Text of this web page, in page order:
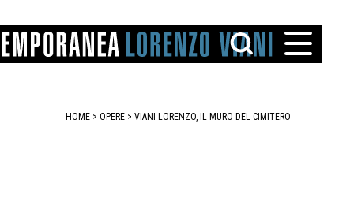
HOME > OPERE > VIANI LORENZO, IL MURO DEL CIMITERO